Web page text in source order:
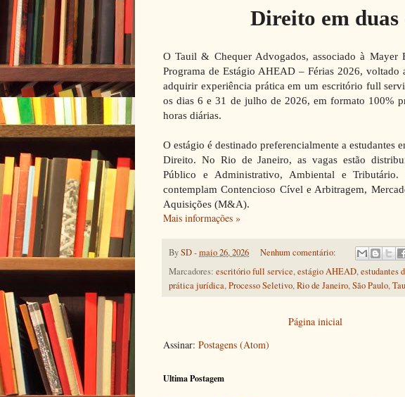
Direito em duas
O Tauil & Chequer Advogados, associado à Mayer
Programa de Estágio AHEAD – Férias 2026, voltado
adquirir experiência prática em um escritório full
os dias 6 e 31 de julho de 2026, em formato 100%
horas diárias.
O estágio é destinado preferencialmente a estudantes
Direito. No Rio de Janeiro, as vagas estão
Público e Administrativo, Ambiental e Tributário.
contemplam Contencioso Cível e Arbitragem,
Aquisições (M&A).
Mais informações »
BySD-maio 26, 2026
Nenhum comentário:
Marcadores: escritório full service,estágio AHEAD,estudantes
prática jurídica,Processo Seletivo,Rio de Janeiro,São Paulo,
Página inicial
Assinar: Postagens (Atom)
Ultima Postagem